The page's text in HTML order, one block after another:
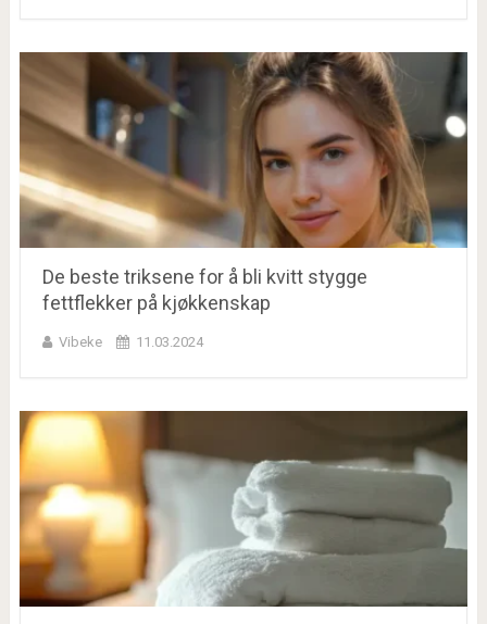
De beste triksene for å bli kvitt stygge
fettflekker på kjøkkenskap
Vibeke 11.03.2024